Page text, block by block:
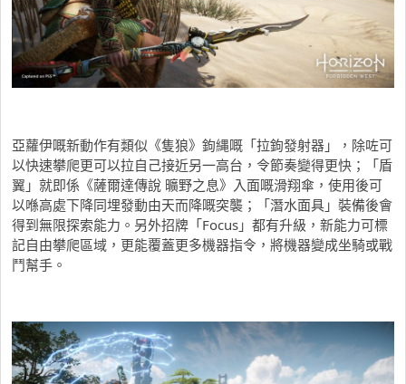
亞蘿伊嘅新動作有類似《隻狼》鉤縄嘅「拉鉤發射器」，除咗可
以快速攀爬更可以拉自己接近另一高台，令節奏變得更快；「盾
翼」就即係《薩爾達傳說 曠野之息》入面嘅滑翔傘，使用後可
以喺高處下降同埋發動由天而降嘅突襲；「潛水面具」裝備後會
得到無限探索能力。另外招牌「Focus」都有升級，新能力可標
記自由攀爬區域，更能覆蓋更多機器指令，將機器變成坐騎或戰
鬥幫手。